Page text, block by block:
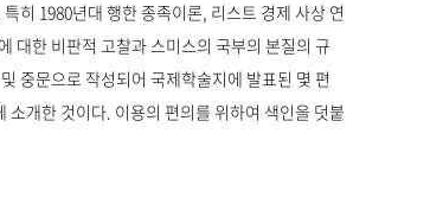
히 1980년대 행한 종족이론, 리스트 경제 사상 연
대한 비판적 고찰과 스미스의 국부의 본질의 규
중문으로 작성되어 국제학술지에 발표된 몇 편
개한 것이다. 이용의 편의를 위하여 색인을 덧붙